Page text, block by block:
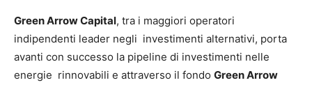
Green Arrow Capital, tra i maggiori operatori
indipendenti leader negli investimenti alternativi, porta
avanti con successo la pipeline di investimenti nelle
energie rinnovabili e attraverso il fondo Green Arrow